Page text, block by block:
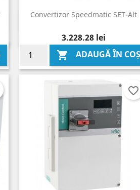
Convertizor Speedmatic SET-Alt
Pret
3.228,28 lei
 ADAUGĂ ÎN COȘ
Vizualizare rapida
favorite_border